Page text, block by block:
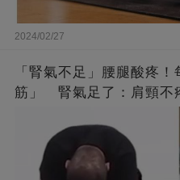
2024/02/27
「腎氣不足」腰腿酸疼
筋」 腎氣足了：肩頸不